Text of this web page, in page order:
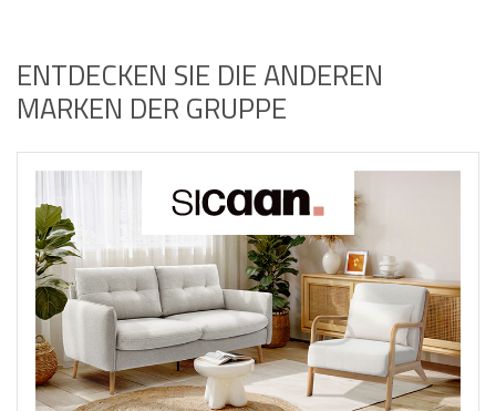
ENTDECKEN SIE DIE ANDEREN
MARKEN DER GRUPPE